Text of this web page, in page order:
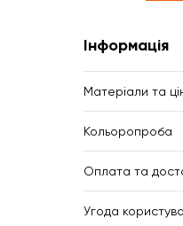
Інформація
Матеріали та
Кольоропроба
Оплата та
Угода